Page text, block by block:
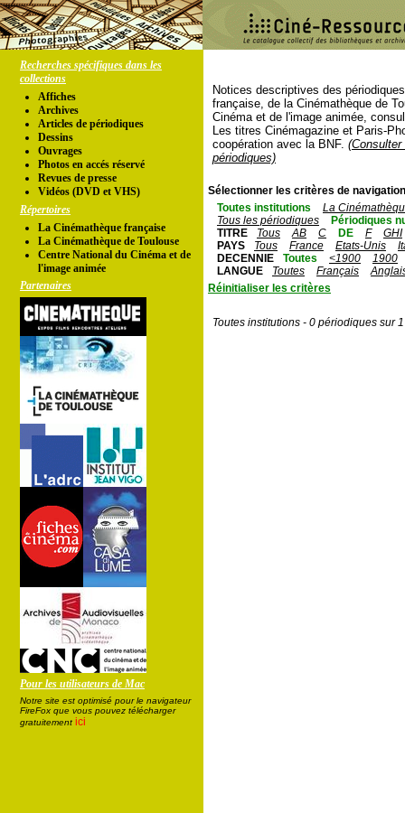
Recherches spécifiques dans les
collections
Affiches
Archives
Articles de périodiques
Dessins
Ouvrages
Photos en accés réservé
Revues de presse
Vidéos (DVD et VHS)
Répertoires
La Cinémathèque française
La Cinémathèque de Toulouse
Centre National du Cinéma et de
l'image animée
Partenaires
Pour les utilisateurs de Mac
Notre site est optimisé pour le navigateur
FireFox que vous pouvez télécharger
gratuitement ici
Notices descriptives des
française, de la Cinémathèque de
Cinéma et de l'image animée,
Les titres Cinémagazine et Paris-
coopération avec la BNF.
périodiques)
Sélectionner les critères de
Toutes institutions
La
Tous les périodiques
Périodiques
TITRE
Tous AB C DE F
GHI
PAYS
Tous France Etats-Unis
DECENNIE
Toutes <1900
1900
LANGUE
Toutes Français
Réinitialiser les critères
Toutes institutions - 0 périodiques sur